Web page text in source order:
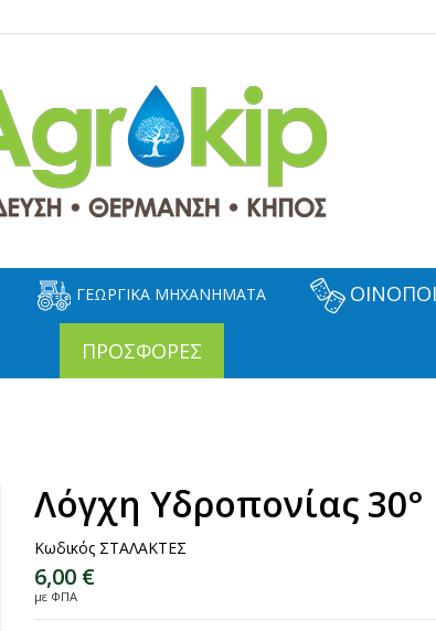
ΓΕΩΡΓΙΚΑ ΜΗΧΑΝΗΜΑΤΑ
ΠΡΟΣΦΟΡΕΣ
Λόγχη Υδροπονίας 30°
Κωδικός ΣΤΑΛΑΚΤΕΣ
6,00 €
με ΦΠΑ